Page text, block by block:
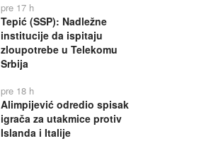
pre 17 h
Tepić (SSP): Nadležne
institucije da ispitaju
zloupotrebe u Telekomu
Srbija
pre 18 h
Alimpijević odredio spisak
igrača za utakmice protiv
Islanda i Italije